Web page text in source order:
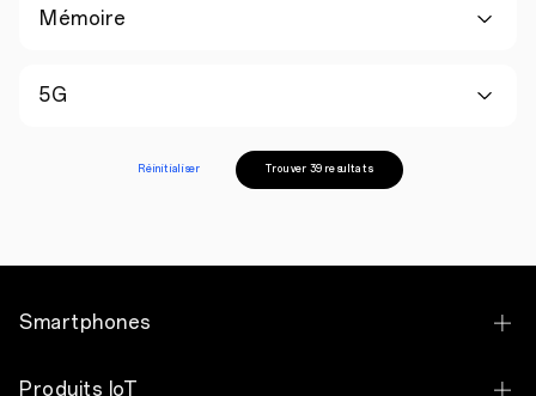
Mémoire
5G
Réinitialiser Trouver 39 resultats
Smartphones
OPPO Reno16 F 5G
Produits IoT